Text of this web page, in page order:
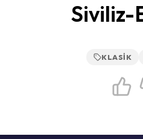
Siviliz-
KLASIK